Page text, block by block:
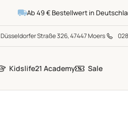
Ab 49 € Bestellwert in Deutschland
Düsseldorfer Straße 326, 47447 Moers
Kidslife21 Academy Sale